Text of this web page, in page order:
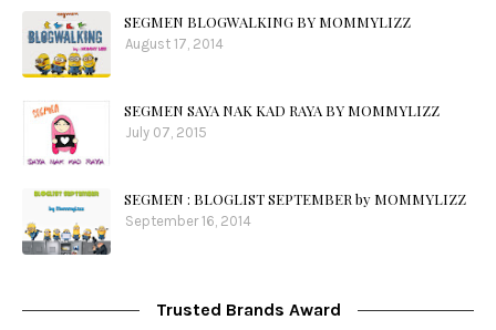
SEGMEN BLOGWALKING BY MOMMYLIZZ
August 17, 2014
SEGMEN SAYA NAK KAD RAYA BY MOMMYLIZZ
July 07, 2015
SEGMEN : BLOGLIST SEPTEMBER by MOMMYLIZZ
September 16, 2014
Trusted Brands Award